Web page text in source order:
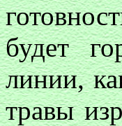
будет
линии,
травы